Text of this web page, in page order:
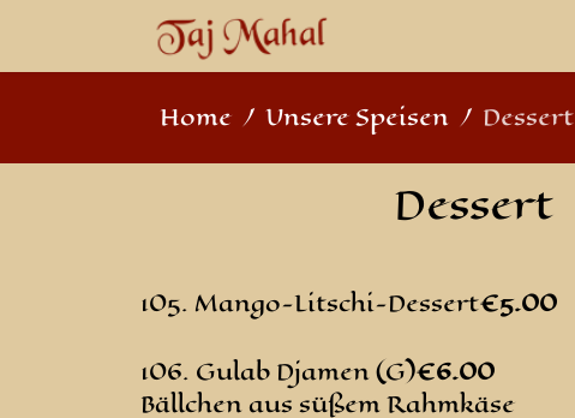
Home Unsere Speisen Dessert
Dessert
105. Mango-Litschi-Dessert€5.00
106. Gulab Djamen (G)€6.00
Bällchen aus süßem Rahmkäse